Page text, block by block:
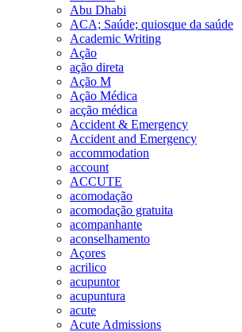
Abu Dhabi
ACA; Saúde; quiosque da saúde
Academic Writing
Ação
ação direta
Ação M
Ação Médica
acção médica
Accident & Emergency
Accident and Emergency
accommodation
account
ACCUTE
acomodação
acomodação gratuita
acompanhante
aconselhamento
Açores
acrilico
acupuntor
acupuntura
acute
Acute Admissions